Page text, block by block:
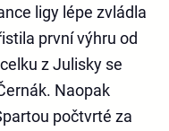
ligy lépe zvládla
první výhru od
z Julisky se
Naopak
počtvrté za